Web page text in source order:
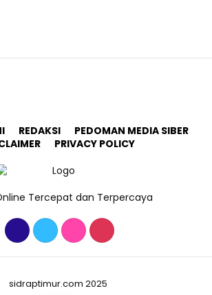
REDAKSI
PEDOMAN MEDIA SIBER
PRIVACY POLICY
Tercepat dan Terpercaya
sidraptimur.com 2025